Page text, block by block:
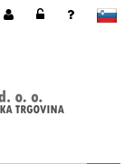
slovensko